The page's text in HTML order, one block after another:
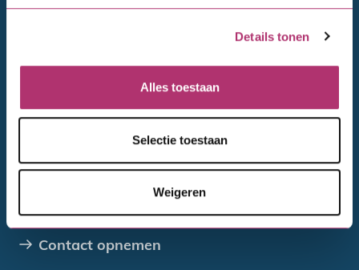
Details tonen
Alles toestaan
Selectie toestaan
Weigeren
VvE's
Verenigingen, stichtingen en coöperaties
Overheden
Direct regelen
Wijziging doorgeven
Declareren
Contact opnemen